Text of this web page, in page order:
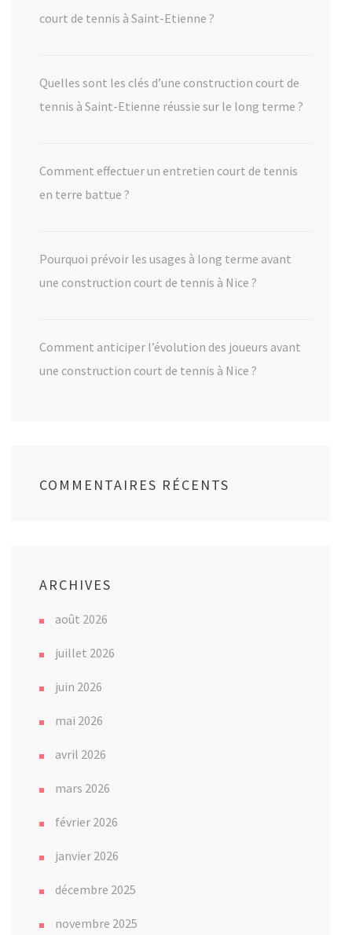
court de tennis à Saint-Etienne ?
Quelles sont les clés d’une construction court de
tennis à Saint-Etienne réussie sur le long terme ?
Comment effectuer un entretien court de tennis
en terre battue ?
Pourquoi prévoir les usages à long terme avant
une construction court de tennis à Nice ?
Comment anticiper l’évolution des joueurs avant
une construction court de tennis à Nice ?
COMMENTAIRES RÉCENTS
ARCHIVES
août 2026
juillet 2026
juin 2026
mai 2026
avril 2026
mars 2026
février 2026
janvier 2026
décembre 2025
novembre 2025